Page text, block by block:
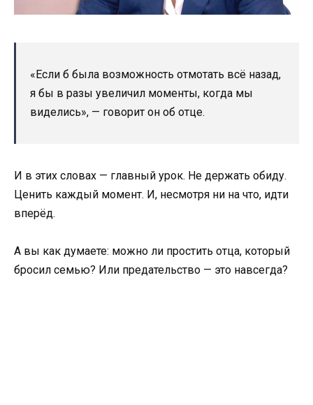
«Если б была возможность отмотать всё назад,
я бы в разы увеличил моменты, когда мы
виделись», — говорит он об отце.
И в этих словах — главный урок. Не держать обиду.
Ценить каждый момент. И, несмотря ни на что, идти
вперёд.
А вы как думаете: можно ли простить отца, который
бросил семью? Или предательство — это навсегда?